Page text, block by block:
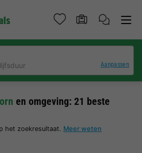
Aanpassen
en omgeving: 21 beste
het zoekresultaat. Meer weten